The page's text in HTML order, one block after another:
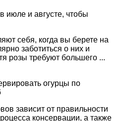
июле и августе, чтобы
себя, когда вы берете на
заботиться о них и
розы требуют большего ...
огурцы по
зависит от правильности
консервации, а также